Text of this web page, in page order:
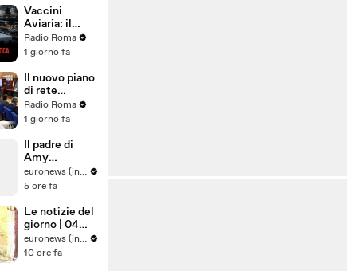
Palomba: "Né
poteri né
sentenze ci
fermeranno!"
Vaccini
Aviaria: il
mondo
antisistema si
Radio Roma
1 giorno fa
Il nuovo piano
di rete
regionale per
l’Endometrios
Radio Roma
1 giorno fa
Il padre di
Amy
Winehouse è
stato
pagare quasi
un milione di
sterline alle
amiche
euronews (in Italiano)
5 ore fa
Le notizie del
giorno | 04
agosto 2026 -
Serale
euronews (in Italiano)
10 ore fa